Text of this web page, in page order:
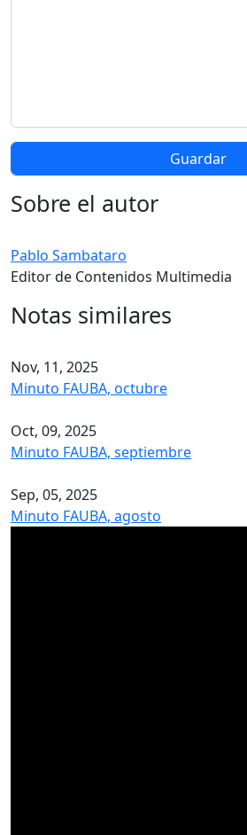
Sobre el autor
Pablo Sambataro
Editor de Contenidos Multimedia
Notas similares
Nov, 11, 2025
Minuto FAUBA, octubre
Oct, 09, 2025
Minuto FAUBA, septiembre
Sep, 05, 2025
Minuto FAUBA, agosto